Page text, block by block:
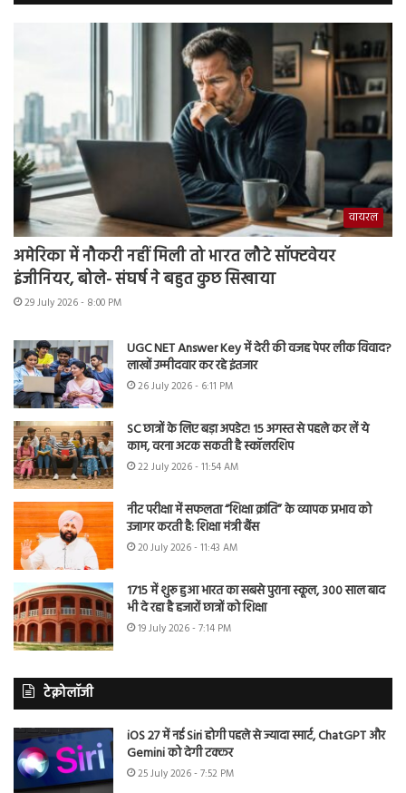
वायरल
अमेरिका में नौकरी नहीं मिली तो भारत लौटे सॉफ्टवेयर
इंजीनियर, बोले- संघर्ष ने बहुत कुछ सिखाया
29 July 2026 - 8:00 PM
UGC NET Answer Key में देरी की वजह पेपर लीक विवाद?
लाखों उम्मीदवार कर रहे इंतजार
26 July 2026 - 6:11 PM
SC छात्रों के लिए बड़ा अपडेट! 15 अगस्त से पहले कर लें ये
काम, वरना अटक सकती है स्कॉलरशिप
22 July 2026 - 11:54 AM
नीट परीक्षा में सफलता “शिक्षा क्रांति” के व्यापक प्रभाव को
उजागर करती है: शिक्षा मंत्री बैंस
20 July 2026 - 11:43 AM
1715 में शुरू हुआ भारत का सबसे पुराना स्कूल, 300 साल बाद
भी दे रहा है हजारों छात्रों को शिक्षा
19 July 2026 - 7:14 PM
टेक्नोलॉजी
iOS 27 में नई Siri होगी पहले से ज्यादा स्मार्ट, ChatGPT और
Gemini को देगी टक्कर
25 July 2026 - 7:52 PM